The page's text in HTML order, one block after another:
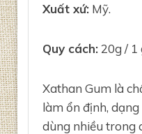
Xuất xứ:Mỹ.
Quy cách:20g / 1
Xathan Gum là
làm ổn định,
dùng nhiều trong